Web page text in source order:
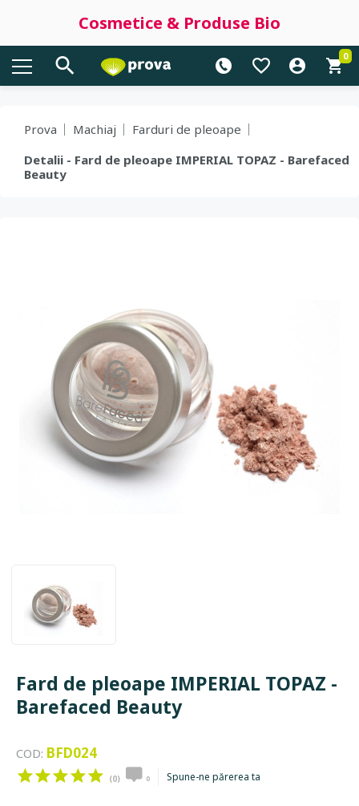
Cosmetice & Produse Bio
0
Prova Machiaj
Farduri de pleoape
Detalii - Fard de pleoape IMPERIAL TOPAZ - Barefaced
Beauty
Fard de pleoape IMPERIAL TOPAZ -
Barefaced Beauty
COD: BFD024
(0) 0 Spune-ne părerea ta